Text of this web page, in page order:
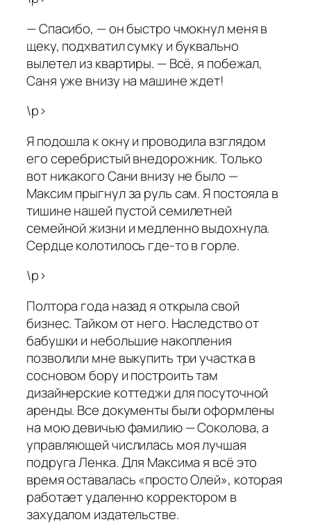
— Спасибо, — он быстро чмокнул меня в
щеку, подхватил сумку и буквально
вылетел из квартиры. — Всё, я побежал,
Саня уже внизу на машине ждет!
\p>
Я подошла к окну и проводила взглядом
его серебристый внедорожник. Только
вот никакого Сани внизу не было —
Максим прыгнул за руль сам. Я постояла в
тишине нашей пустой семилетней
семейной жизни и медленно выдохнула.
Сердце колотилось где-то в горле.
\p>
Полтора года назад я открыла свой
бизнес. Тайком от него. Наследство от
бабушки и небольшие накопления
позволили мне выкупить три участка в
сосновом бору и построить там
дизайнерские коттеджи для посуточной
аренды. Все документы были оформлены
на мою девичью фамилию — Соколова, а
управляющей числилась моя лучшая
подруга Ленка. Для Максима я всё это
время оставалась «просто Олей», которая
работает удаленно корректором в
захудалом издательстве.